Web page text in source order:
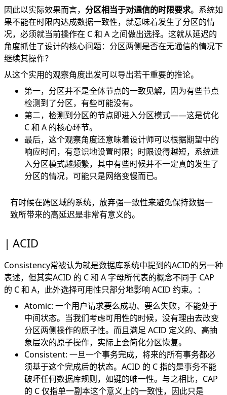
因此以实际效果而言， 分区相当于对通信的时限要求。系统如
果不能在时限内达成数据一致性，就意味着发生了分区的情
况，必须就当前操作在 C 和 A 之间做出选择。这就从延迟的
角度抓住了设计的核心问题：分区两侧是否在无通信的情况下
继续其操作？
从这个实用的观察角度出发可以导出若干重要的推论。
第一，分区并不是全体节点的一致见解，因为有些节点
检测到了分区，有些可能没有。
第二，检测到分区的节点即进入分区模式——这是优化
C 和 A 的核心环节。
最后，这个观察角度还意味着设计师可以根据期望中的
响应时间，有意识地设置时限；时限设得越短，系统进
入分区模式越频繁，其中有些时候并不一定真的发生了
分区的情况，可能只是网络变慢而已。
有时候在跨区域的系统，放弃强一致性来避免保持数据一
致所带来的高延迟是非常有意义的。
ACID
Consistency常被认为就是数据库系统中提到的ACID的另一种
表述，但其实ACID 的 C 和 A 字母所代表的概念不同于 CAP
的 C 和 A，此外选择可用性只部分地影响 ACID 约束。：
Atomic: 一个用户请求要么成功、要么失败，不能处于
中间状态。当我们考虑可用性的时候，没有理由去改变
分区两侧操作的原子性。而且满足 ACID 定义的、高抽
象层次的原子操作，实际上会简化分区恢复。
Consistent: 一旦一个事务完成，将来的所有事务都必
须基于这个完成后的状态。ACID 的 C 指的是事务不能
破坏任何数据库规则，如键的唯一性。与之相比，CAP
的 C 仅指单一副本这个意义上的一致性，因此只是